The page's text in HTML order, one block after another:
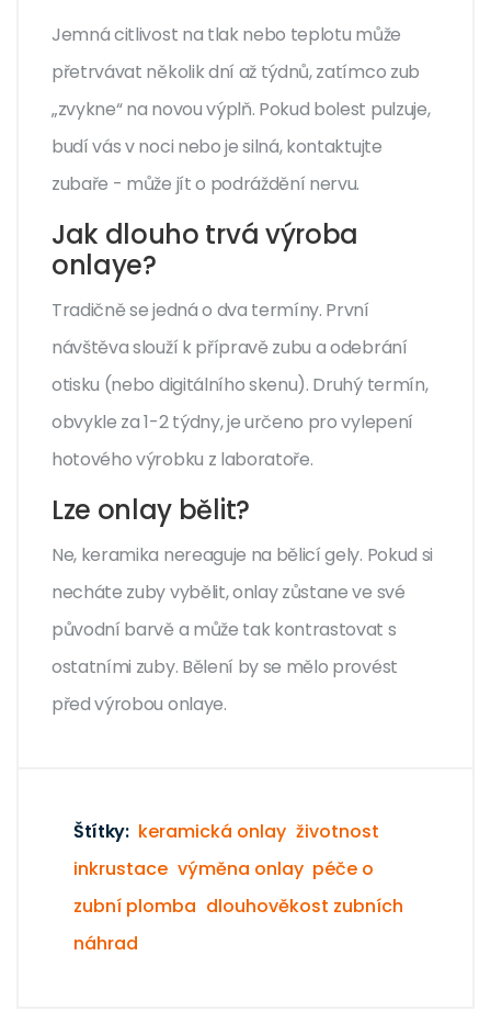
Jemná citlivost na tlak nebo teplotu může
přetrvávat několik dní až týdnů, zatímco zub
„zvykne“ na novou výplň. Pokud bolest pulzuje,
budí vás v noci nebo je silná, kontaktujte
zubaře - může jít o podráždění nervu.
Jak dlouho trvá výroba
onlaye?
Tradičně se jedná o dva termíny. První
návštěva slouží k přípravě zubu a odebrání
otisku (nebo digitálního skenu). Druhý termín,
obvykle za 1-2 týdny, je určeno pro vylepení
hotového výrobku z laboratoře.
Lze onlay bělit?
Ne, keramika nereaguje na bělicí gely. Pokud si
necháte zuby vybělit, onlay zůstane ve své
původní barvě a může tak kontrastovat s
ostatními zuby. Bělení by se mělo provést
před výrobou onlaye.
Štítky: keramická onlay životnost
inkrustace výměna onlay péče o
zubní plomba dlouhověkost zubních
náhrad